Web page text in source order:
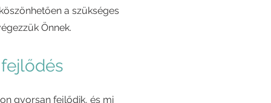
a szükséges
Önnek.
gyorsan fejlődik, és mi